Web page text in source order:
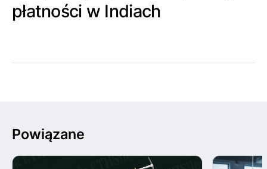
płatności w Indiach
Powiązane